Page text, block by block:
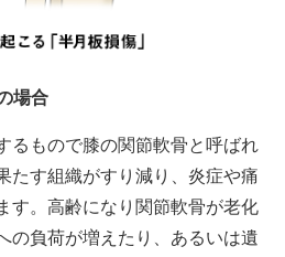
場合
るもので膝の関節軟骨と呼ばれ
たす組織がすり減り、炎症や痛
す。高齢になり関節軟骨が老化
の負荷が増えたり、あるいは遺